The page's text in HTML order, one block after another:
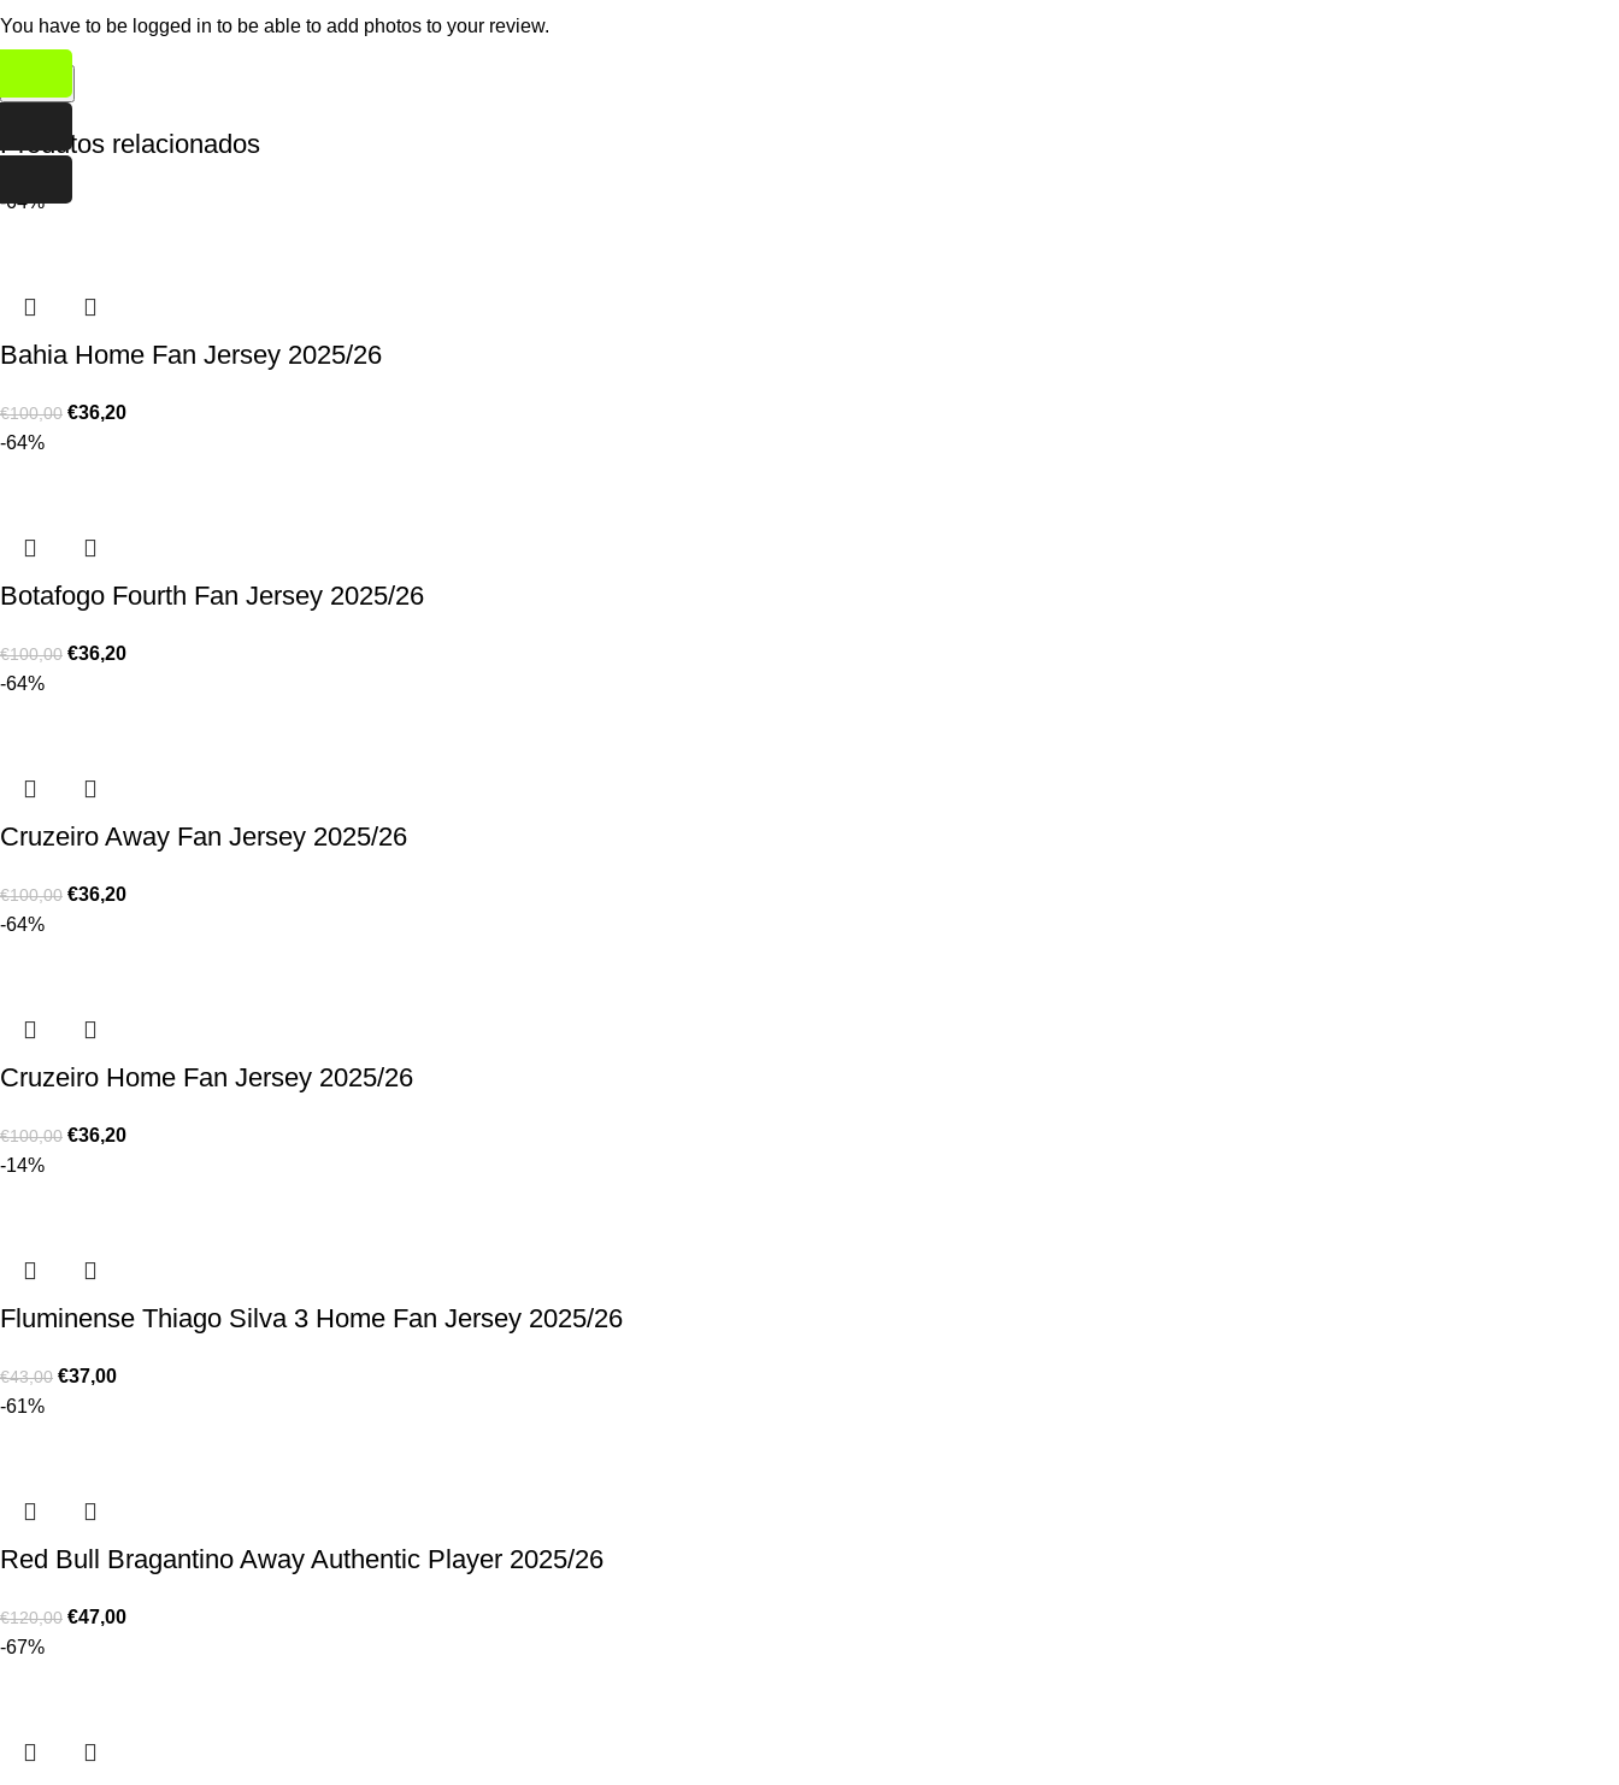
You have to be logged in to be able to add photos to your review.
Produtos relacionados
-64%
Bahia Home Fan Jersey 2025/26
€100,00 €36,20
-64%
Botafogo Fourth Fan Jersey 2025/26
€100,00 €36,20
-64%
Cruzeiro Away Fan Jersey 2025/26
€100,00 €36,20
-64%
Cruzeiro Home Fan Jersey 2025/26
€100,00 €36,20
-14%
Fluminense Thiago Silva 3 Home Fan Jersey 2025/26
€43,00 €37,00
-61%
Red Bull Bragantino Away Authentic Player 2025/26
€120,00 €47,00
-67%